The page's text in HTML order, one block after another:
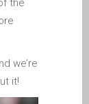
& OS X
Repairs
in Dundee
Repair
the
we’re
it!